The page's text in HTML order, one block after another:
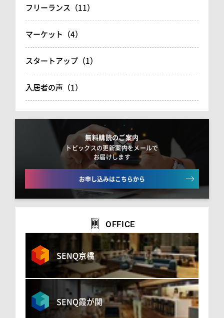
フリーランス（11）
マーケット（4）
スタートアップ（1）
入居者の声（1）
無料購読のご案内
トピックスの更新案内をメールで
お届けします
お申し込みはこちらから
OFFICE
SENQ京橋
SENQ霞が関